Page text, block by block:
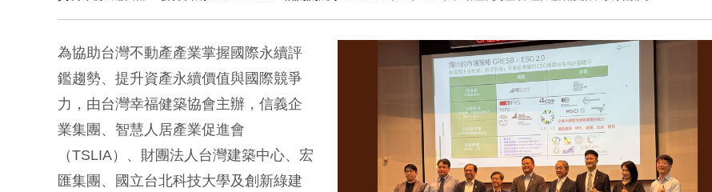
為協助台灣不動產產業掌握國際永續評
鑑趨勢、提升資產永續價值與國際競爭
力，由台灣幸福健築協會主辦，信義企
業集團、智慧人居產業促進會
（TSLIA）、財團法人台灣建築中心、宏
匯集團、國立台北科技大學及創新綠建